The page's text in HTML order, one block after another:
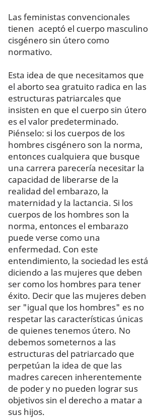
Las feministas convencionales
tienen aceptó el cuerpo masculino
cisgénero sin útero como
normativo.
Esta idea de que necesitamos que
el aborto sea gratuito radica en las
estructuras patriarcales que
insisten en que el cuerpo sin útero
es el valor predeterminado.
Piénselo: si los cuerpos de los
hombres cisgénero son la norma,
entonces cualquiera que busque
una carrera parecería necesitar la
capacidad de liberarse de la
realidad del embarazo, la
maternidad y la lactancia. Si los
cuerpos de los hombres son la
norma, entonces el embarazo
puede verse como una
enfermedad. Con este
entendimiento, la sociedad les está
diciendo a las mujeres que deben
ser como los hombres para tener
éxito. Decir que las mujeres deben
ser "igual que los hombres" es no
respetar las características únicas
de quienes tenemos útero. No
debemos someternos a las
estructuras del patriarcado que
perpetúan la idea de que las
madres carecen inherentemente
de poder y no pueden lograr sus
objetivos sin el derecho a matar a
sus hijos.